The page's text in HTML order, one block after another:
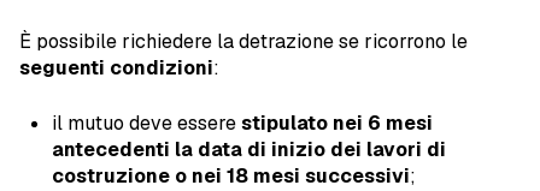
È possibile richiedere la detrazione se ricorrono le
seguenti condizioni:
il mutuo deve esserestipulato nei 6 mesi
antecedenti la data di inizio dei lavori di
costruzione o nei 18 mesi successivi;